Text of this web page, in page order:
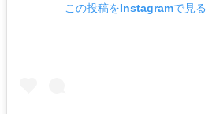
この投稿をInstagramで見る